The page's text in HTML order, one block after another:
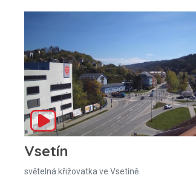
Vsetín
světelná křižovatka ve Vsetíně